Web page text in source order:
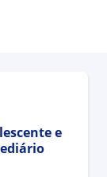
e